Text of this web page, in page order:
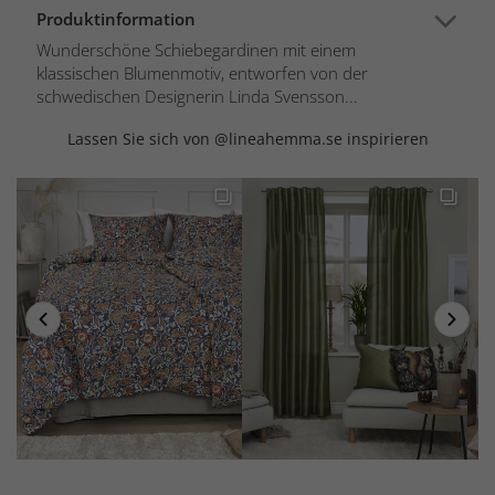
Produktinformation
Wunderschöne Schiebegardinen mit einem
klassischen Blumenmotiv, entworfen von der
schwedischen Designerin Linda Svensson...
Lassen Sie sich von @lineahemma.se inspirieren